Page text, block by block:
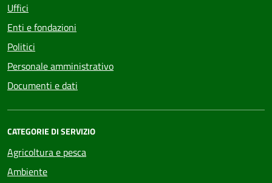
Uffici
Enti e fondazioni
Politici
Personale amministrativo
Documenti e dati
CATEGORIE DI SERVIZIO
Agricoltura e pesca
Ambiente